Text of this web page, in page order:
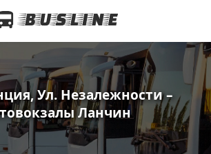
Ул. Незалежности –
Ланчин